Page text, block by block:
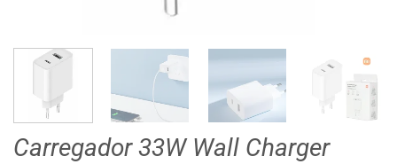
Carregador 33W Wall Charger